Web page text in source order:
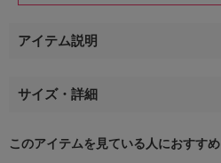
アイテム説明
サイズ・詳細
このアイテムを見ている人におすすめ